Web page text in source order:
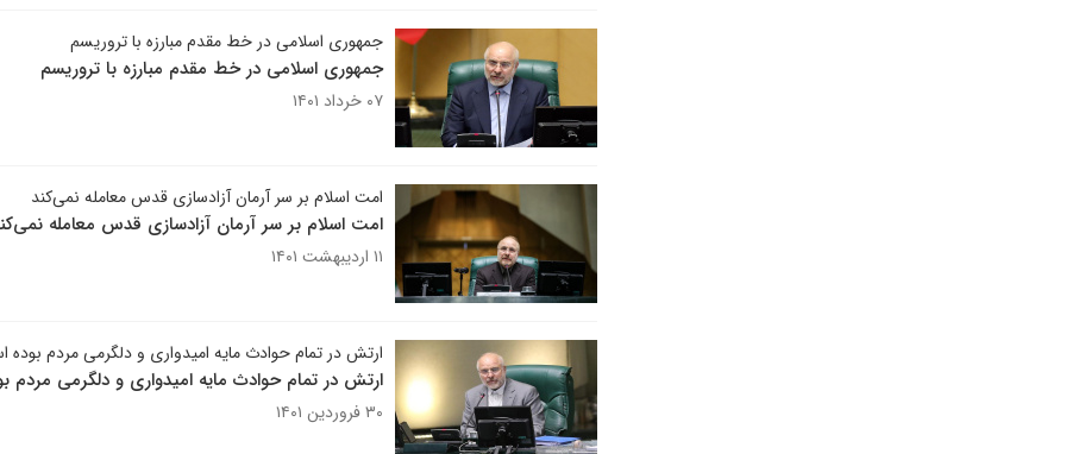
جمهوری اسلامی در خط مقدم مبارزه با تروریسم
جمهوری اسلامی در خط مقدم مبارزه با تروریسم
۰۷ خرداد ۱۴۰۱
امت اسلام بر سر آرمان آزادسازی قدس معامله نمی‌کند
امت اسلام بر سر آرمان آزادسازی قدس معامله
۱۱ اردیبهشت ۱۴۰۱
ارتش در تمام حوادث مایه امیدواری و دلگرمی مردم
ارتش در تمام حوادث مایه امیدواری و دلگرمی مردم
۳۰ فروردین ۱۴۰۱